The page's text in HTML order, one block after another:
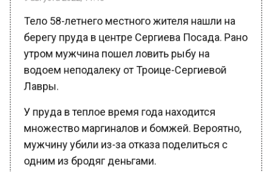
берегу пруда в центре Сергиева Посада. Рано
утром мужчина пошел ловить рыбу на
водоем неподалеку от Троице-Сергиевой
Лавры.
У пруда в теплое время года находится
множество маргиналов и бомжей. Вероятно,
мужчину убили из-за отказа поделиться с
одним из бродяг деньгами.